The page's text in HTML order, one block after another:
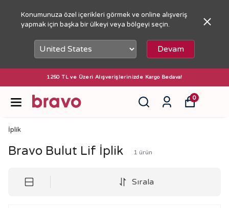
Konumunuza özel içerikleri görmek ve online alışveriş
yapmak için başka bir ülkeyi veya bölgeyi seçin.
Devam
1250 TL ve Üzeri Alışverişlerinizde Kargo Bedava!
0
İplik
Bravo Bulut Lif İplik 1 ürün
Sırala